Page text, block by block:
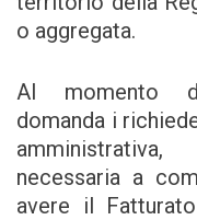
o aggregata.
Al momento
domanda i
necessaria a
avere il